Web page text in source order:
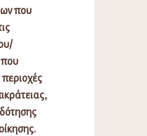
που